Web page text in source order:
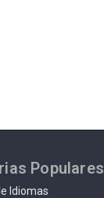
Populares
Idiomas